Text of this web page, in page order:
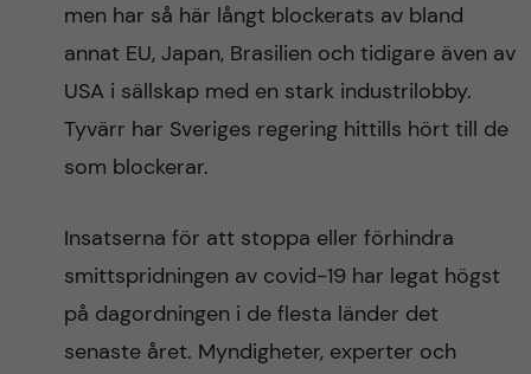
men har så här långt blockerats av bland
annat EU, Japan, Brasilien och tidigare även av
USA i sällskap med en stark industrilobby.
Tyvärr har Sveriges regering hittills hört till de
som blockerar.
Insatserna för att stoppa eller förhindra
smittspridningen av covid-19 har legat högst
på dagordningen i de flesta länder det
senaste året. Myndigheter, experter och